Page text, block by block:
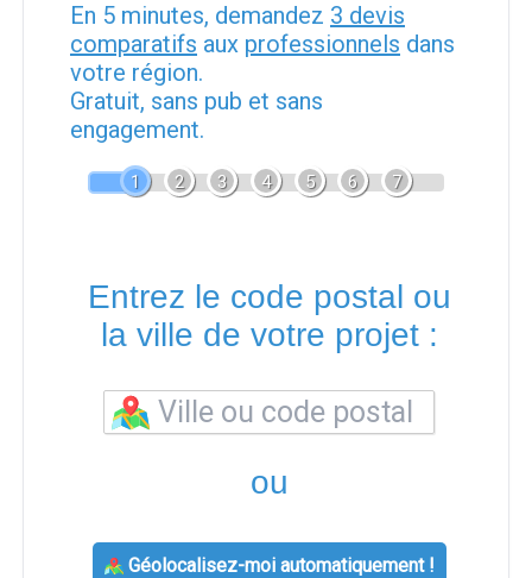
En 5 minutes, demandez 3 devis
comparatifs aux professionnels dans
votre région.
Gratuit, sans pub et sans
engagement.
1 2 3 4 5 6 7
Entrez le code postal ou
la ville de votre projet :
ou
Géolocalisez-moi automatiquement !